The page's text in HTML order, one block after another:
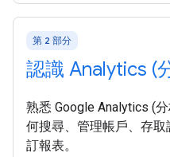
第 2 部分
認識 Analytics (
熟悉 Google Analytics (
何搜尋、管理帳戶、存
訂報表。